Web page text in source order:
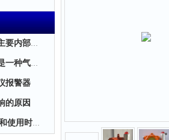
柔性探杆气体检测仪主要内部结构简述
柔性探杆气体检测仪是一种气体泄露浓度检测的仪器仪表工具
报警器
的原因
VOC检测仪主要成分和使用时应注意事项